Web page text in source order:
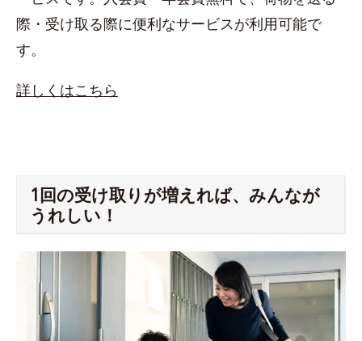
際・受け取る際に便利なサービスが利用可能で
す。
詳しくはこちら
1回の受け取りが増えれば、みんなが
うれしい！